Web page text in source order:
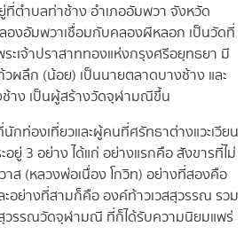
ตำบลท่าช้าง อำเภออัมพวา จังหวัด
องอัมพวาเชื่อมกับคลองผีหลอก เป็นวัดที่
ะเจ้าปราสาททองแห่งกรุงศรีอยุทธยา มี
ผลึก (น้อย) เป็นนายตลาดบางช้าง และ
าง เป็นผู้สร้างวัดจุฬามณีขึ้น
ท่องเที่ยวและผู้คนที่ศรัทธาต่างแวะเวียน
อยู่ 3 อย่าง ได้แก่ อย่างแรกคือ สังขารที่ไม่
าส (หลวงพ่อเนื่อง โกวิท) อย่างที่สองคือ
อย่างที่สามก็คือ องค์ท้าวเวสสุวรรณ รวม
วรรณวัดจุฬามณี ที่ก็ได้รับความนิยมแพร่